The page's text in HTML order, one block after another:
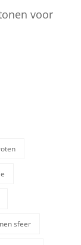
voor
sfeer